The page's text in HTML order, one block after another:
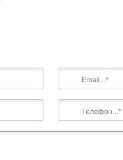
Email...
Телефон...